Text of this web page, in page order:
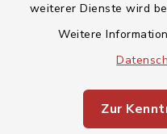
weiterer Dienste wird
Weitere
Zur